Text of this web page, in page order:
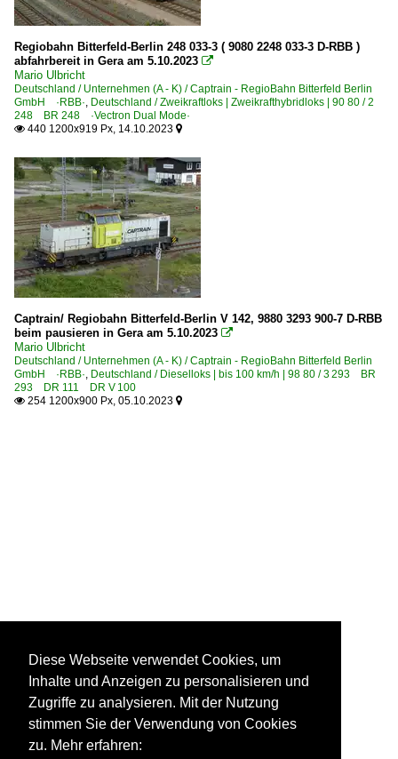
Regiobahn Bitterfeld-Berlin 248 033-3 ( 9080 2248 033-3 D-RBB )
abfahrbereit in Gera am 5.10.2023 
Mario Ulbricht
Deutschland / Unternehmen (A - K) / Captrain - RegioBahn Bitterfeld Berlin
GmbH ·RBB· Deutschland / Zweikraftloks | Zweikrafthybridloks | 90 80 / 2
248 BR 248 ·Vectron Dual Mode·
 440 1200x919 Px, 14.10.2023 
Captrain/ Regiobahn Bitterfeld-Berlin V 142, 9880 3293 900-7 D-RBB
beim pausieren in Gera am 5.10.2023 
Mario Ulbricht
Deutschland / Unternehmen (A - K) / Captrain - RegioBahn Bitterfeld Berlin
GmbH ·RBB· Deutschland / Dieselloks | bis 100 km/h | 98 80 / 3 293 BR
293 DR 111 DR V 100
 254 1200x900 Px, 05.10.2023 
Diese Webseite verwendet Cookies, um
Inhalte und Anzeigen zu personalisieren und
Zugriffe zu analysieren. Mit der Nutzung
stimmen Sie der Verwendung von Cookies
zu. Mehr erfahren: